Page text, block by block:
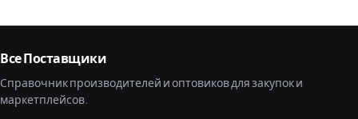
Все Поставщики
Справочник производителей и оптовиков для закупок и
маркетплейсов.